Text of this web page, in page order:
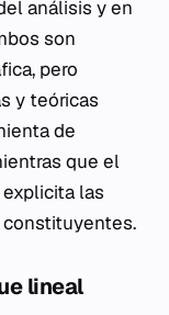
análisis y en
son
pero
y teóricas
de
que el
las
lineal